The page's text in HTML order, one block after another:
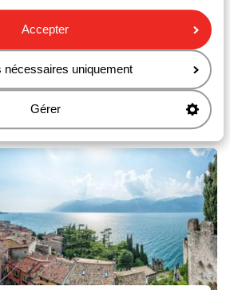
Accepter
nécessaires uniquement
Gérer